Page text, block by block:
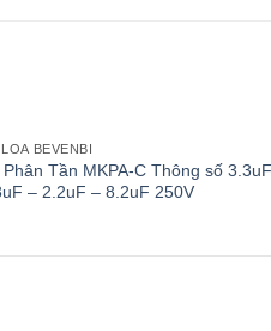
BEVENBI
Tần MKPA-C Thông số
– 2.2uF – 8.2uF 250V